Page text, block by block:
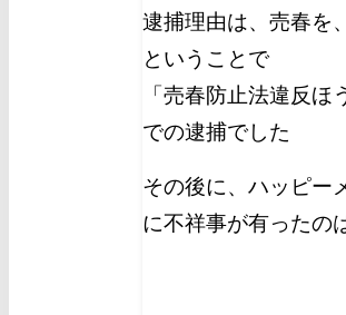
逮捕理由は、売春を
ということで
「売春防止法違反ほ
での逮捕でした
その後に、ハッピー
に不祥事が有ったの